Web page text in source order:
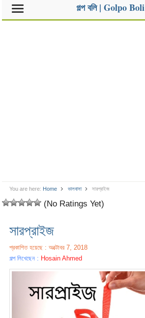
গল্প বলি | Golpo Boli
You are here: Home ভালবাসা সারপ্রাইজ
(No Ratings Yet)
সারপ্রাইজ
প্রকাশিত হয়েছে : অক্টোবর 7, 2018
গল্প লিখেছেন : Hosain Ahmed